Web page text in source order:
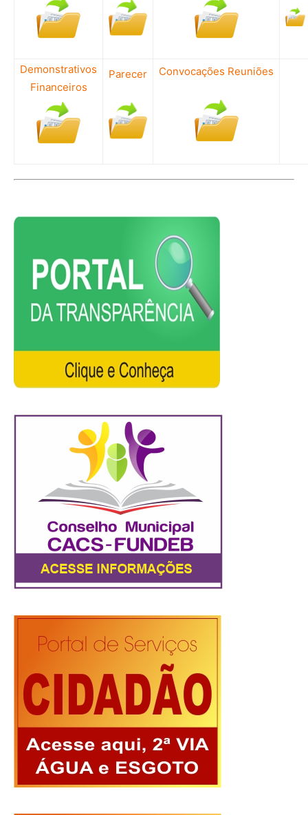
Demonstrativos
Financeiros
Parecer Convocações Reuniões